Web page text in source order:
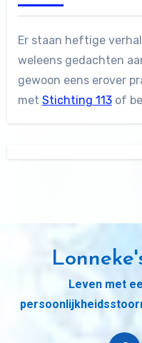
Er staan heftige
weleens gedachten
gewoon eens erover
met Stichting 113of
Leven met